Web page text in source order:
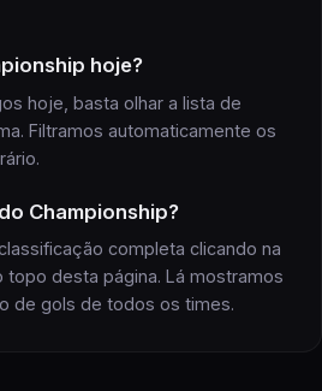
hoje?
hoje, basta olhar a lista de
Filtramos automaticamente os
do Championship?
completa clicando na
topo desta página. Lá mostramos
de gols de todos os times.